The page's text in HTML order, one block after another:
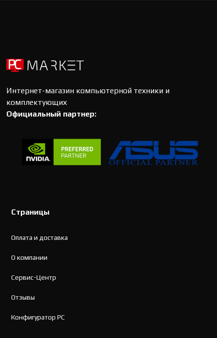
Интернет-магазин компьютерной техники и
комплектующих
Официальный партнер:
Страницы
Оплата и доставка
О компании
Сервис-Центр
Отзывы
Конфигуратор PC